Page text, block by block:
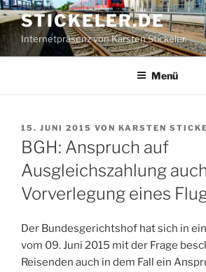
Zum
Inhalt
springen
STICKELER.DE
Internetpräsenz von Karsten Stickeler
Menü
VERÖFFENTLICHT
AM
15. JUNI 2015 VON KARSTEN
BGH: Anspruch auf
Ausgleichszahlung
Vorverlegung eines
Der Bundesgerichtshof hat sich in
vom 09. Juni 2015 mit der Frage
Reisenden auch in dem Fall ein